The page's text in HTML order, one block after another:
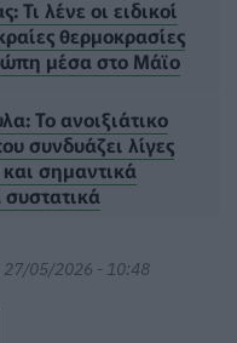
Τι λένε οι ειδικοί
θερμοκρασίες
μέσα στο Μάϊο
Το ανοιξιάτικο
συνδυάζει λίγες
και σημαντικά
συστατικά
27/05/2026 - 10:48